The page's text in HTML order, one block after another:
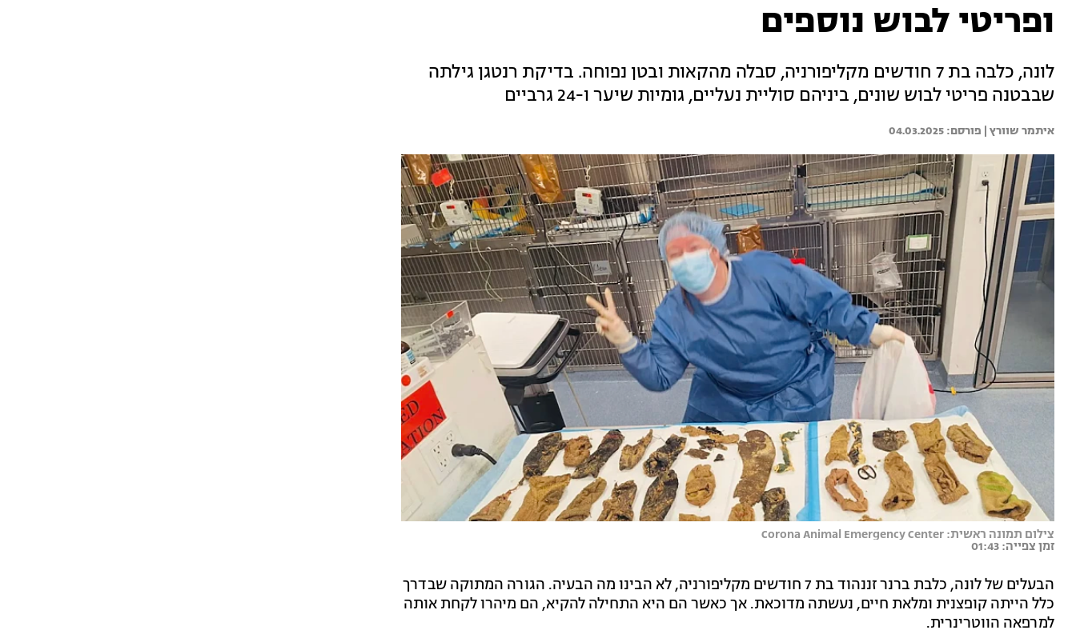
ופריטי לבוש נוספים
לונה, כלבה בת 7 חודשים מקליפורניה, סבלה מהקאות ובטן נפוחה. בדיקת רנטגן גילתה
שבבטנה פריטי לבוש שונים, ביניהם סוליית נעליים, גומיות שיער ו-24 גרביים
איתמר שוורץ | 04.03.2025
צילום תמונה ראשית: Corona Animal Emergency Center
זמן צפייה: 01:43
הבעלים של לונה, כלבת ברנר זננהוד בת 7 חודשים מקליפורניה, לא הבינו מה הבעיה. הגורה המתוקה שבדרך
כלל הייתה קופצנית ומלאת חיים, נעשתה מדוכאת. אך כאשר הם היא התחילה להקיא, הם מיהרו לקחת אותה
למרפאה הווטרינרית.